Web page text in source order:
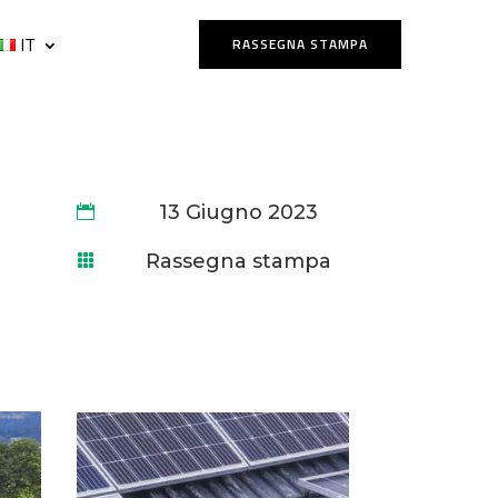
IT RASSEGNA STAMPA
 13 Giugno 2023
 Rassegna stampa